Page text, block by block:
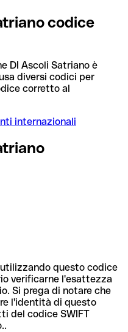
codice
DI Ascoli Satriano è
diversi codici per
corretto al
internazionali
questo codice
verificarne l'esattezza
Si prega di notare che
l'identità di questo
del codice SWIFT